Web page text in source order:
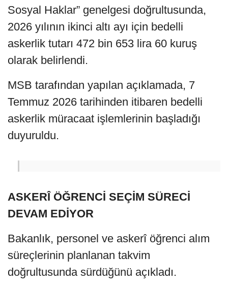
Sosyal Haklar” genelgesi doğrultusunda,
2026 yılının ikinci altı ayı için bedelli
askerlik tutarı 472 bin 653 lira 60 kuruş
olarak belirlendi.
MSB tarafından yapılan açıklamada, 7
Temmuz 2026 tarihinden itibaren bedelli
askerlik müracaat işlemlerinin başladığı
duyuruldu.
ASKERÎ ÖĞRENCİ SEÇİM SÜRECİ
DEVAM EDİYOR
Bakanlık, personel ve askerî öğrenci alım
süreçlerinin planlanan takvim
doğrultusunda sürdüğünü açıkladı.